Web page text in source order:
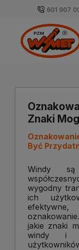
601 907
Znaki
Być
Windy są
wygodny
ich
jakie znaki
windy i